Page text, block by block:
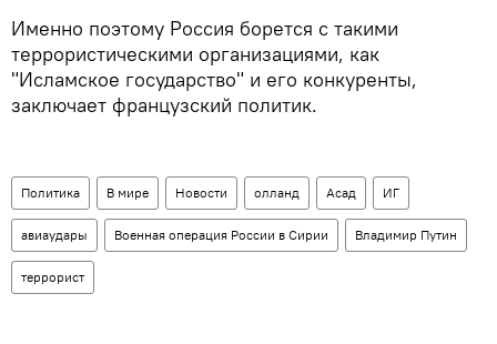
Именно поэтому Россия борется с такими
террористическими организациями, как
"Исламское государство" и его конкуренты,
заключает французский политик.
Политика В мире Новости олланд Асад ИГ
авиаудары Военная операция России в Сирии Владимир Путин
террорист